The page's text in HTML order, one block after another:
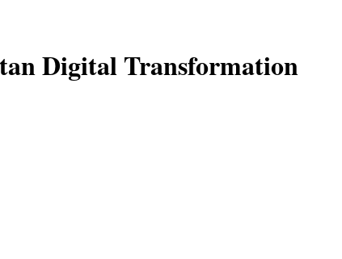
Digital Transformation